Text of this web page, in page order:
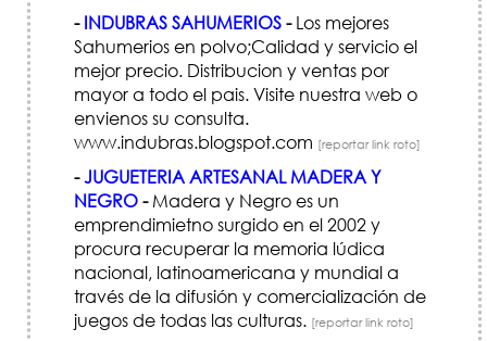
- INDUBRAS SAHUMERIOS-Los mejores
Sahumerios en polvo;Calidad y servicio el
mejor precio. Distribucion y ventas por
mayor a todo el pais. Visite nuestra web o
envienos su consulta.
www.indubras.blogspot.com [reportar link roto]
-JUGUETERIA ARTESANAL MADERA Y
NEGRO-Madera y Negro es un
emprendimietno surgido en el 2002 y
procura recuperar la memoria lúdica
nacional, latinoamericana y mundial a
través de la difusión y comercialización de
juegos de todas las culturas. [reportar link roto]